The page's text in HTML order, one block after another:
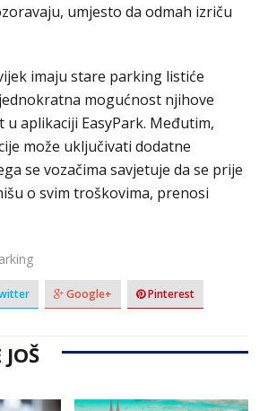
umjesto da odmah izriču
imaju stare parking listiće
mogućnost njihove
u aplikaciji EasyPark. Međutim,
može uključivati dodatne
se vozačima savjetuje da se prije
o svim troškovima, prenosi
Google+ Pinterest